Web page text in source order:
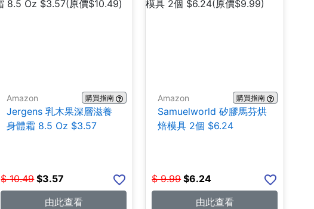
Amazon 購買指南
Jergens 乳木果深層滋養
身體霜 8.5 Oz $3.57
$ 10.49 $3.57
由此查看
Amazon 購買指南
Samuelworld 矽膠馬芬烘
焙模具 2個 $6.24
$ 9.99 $6.24
由此查看